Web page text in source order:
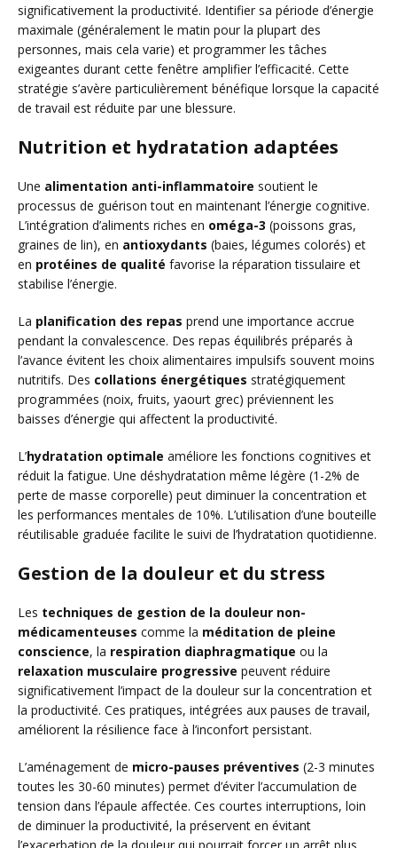
significativement la productivité. Identifier sa période d’énergie
maximale (généralement le matin pour la plupart des
personnes, mais cela varie) et programmer les tâches
exigeantes durant cette fenêtre amplifier l’efficacité. Cette
stratégie s’avère particulièrement bénéfique lorsque la capacité
de travail est réduite par une blessure.
Nutrition et hydratation adaptées
Une alimentation anti-inflammatoire soutient le
processus de guérison tout en maintenant l’énergie cognitive.
L’intégration d’aliments riches en oméga-3 (poissons gras,
graines de lin), en antioxydants (baies, légumes colorés) et
en protéines de qualité favorise la réparation tissulaire et
stabilise l’énergie.
La planification des repas prend une importance accrue
pendant la convalescence. Des repas équilibrés préparés à
l’avance évitent les choix alimentaires impulsifs souvent moins
nutritifs. Des collations énergétiques stratégiquement
programmées (noix, fruits, yaourt grec) préviennent les
baisses d’énergie qui affectent la productivité.
L’hydratation optimale améliore les fonctions cognitives et
réduit la fatigue. Une déshydratation même légère (1-2% de
perte de masse corporelle) peut diminuer la concentration et
les performances mentales de 10%. L’utilisation d’une bouteille
réutilisable graduée facilite le suivi de l’hydratation quotidienne.
Gestion de la douleur et du stress
Les techniques de gestion de la douleur non-
médicamenteuses comme la méditation de pleine
conscience, la respiration diaphragmatique ou la
relaxation musculaire progressive peuvent réduire
significativement l’impact de la douleur sur la concentration et
la productivité. Ces pratiques, intégrées aux pauses de travail,
améliorent la résilience face à l’inconfort persistant.
L’aménagement de micro-pauses préventives (2-3 minutes
toutes les 30-60 minutes) permet d’éviter l’accumulation de
tension dans l’épaule affectée. Ces courtes interruptions, loin
de diminuer la productivité, la préservent en évitant